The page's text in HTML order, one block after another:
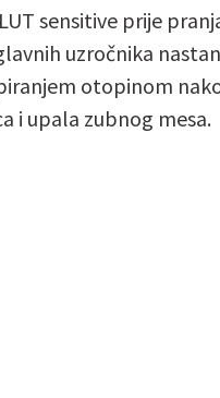
sensitive prije
uzročnika
otopinom
i upala zubnog mesa.